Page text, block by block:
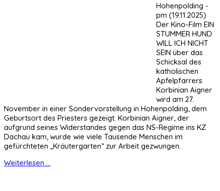
Hohenpolding -
pm (19.11.2025)
Der Kino-Film EIN
STUMMER HUND
WILL ICH NICHT
SEIN über das
Schicksal des
katholischen
Apfelpfarrers
Korbinian Aigner
wird am 27.
November in einer Sondervorstellung in Hohenpolding, dem
Geburtsort des Priesters gezeigt. Korbinian Aigner, der
aufgrund seines Widerstandes gegen das NS-Regime ins KZ
Dachau kam, wurde wie viele Tausende Menschen im
gefürchteten „Kräutergarten“ zur Arbeit gezwungen.
Weiterlesen ...